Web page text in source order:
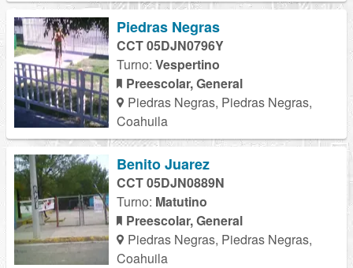
Piedras Negras
CCT 05DJN0796Y
Turno: Vespertino
Preescolar, General
Piedras Negras, Piedras Negras,
Coahuila
Benito Juarez
CCT 05DJN0889N
Turno: Matutino
Preescolar, General
Piedras Negras, Piedras Negras,
Coahuila